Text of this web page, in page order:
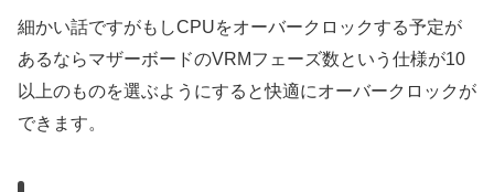
細かい話ですがもしCPUをオーバークロックする予定が
あるならマザーボードのVRMフェーズ数という仕様が10
以上のものを選ぶようにすると快適にオーバークロックが
できます。